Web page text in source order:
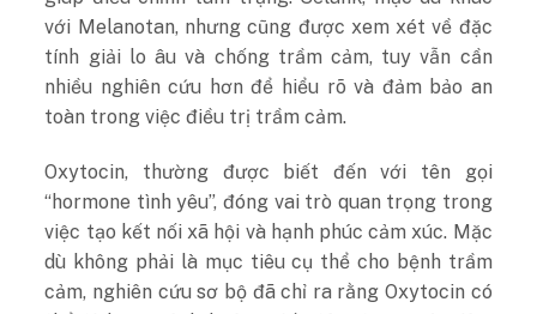
với Melanotan, nhưng cũng được xem xét về đặc
tính giải lo âu và chống trầm cảm, tuy vẫn cần
nhiều nghiên cứu hơn để hiểu rõ và đảm bảo an
toàn trong việc điều trị trầm cảm.
Oxytocin, thường được biết đến với tên gọi
“hormone tình yêu”, đóng vai trò quan trọng trong
việc tạo kết nối xã hội và hạnh phúc cảm xúc. Mặc
dù không phải là mục tiêu cụ thể cho bệnh trầm
cảm, nghiên cứu sơ bộ đã chỉ ra rằng Oxytocin có